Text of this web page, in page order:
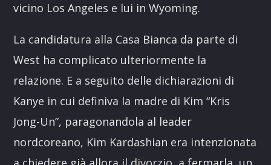
vicino Los Angeles e lui in Wyoming.
La candidatura alla Casa Bianca da parte di
West ha complicato ulteriormente la
relazione. E a seguito delle dichiarazioni di
Kanye in cui definiva la madre di Kim “Kris
Jong-Un”, paragonandola al leader
nordcoreano, Kim Kardashian era intenzionata